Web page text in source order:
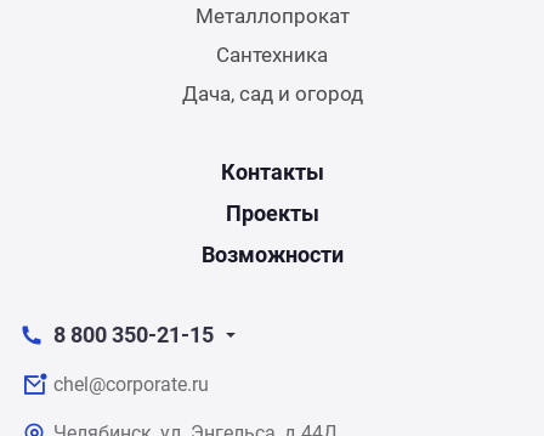
Металлопрокат
Сантехника
Дача, сад и огород
Контакты
Проекты
Возможности
8 800 350-21-15
chel@corporate.ru